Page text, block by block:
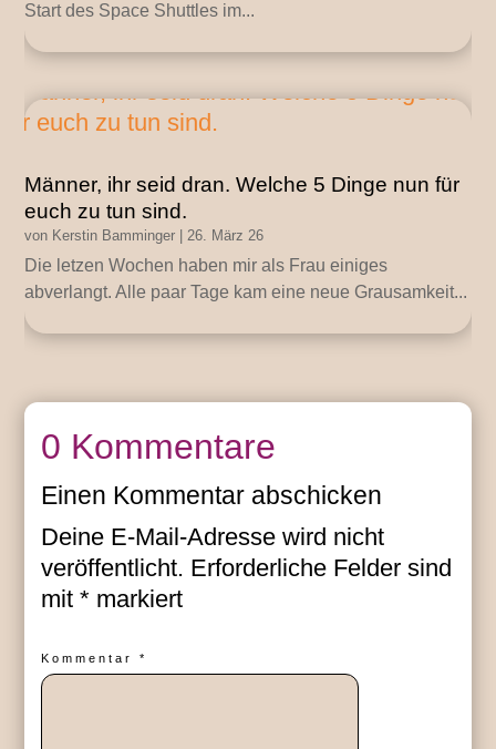
Start des Space Shuttles im...
Männer, ihr seid dran. Welche 5 Dinge nun für
euch zu tun sind.
von Kerstin Bamminger |26. März 26
Die letzen Wochen haben mir als Frau einiges
abverlangt. Alle paar Tage kam eine neue Grausamkeit...
0 Kommentare
Einen Kommentar abschicken
Deine E-Mail-Adresse wird nicht
veröffentlicht. Erforderliche Felder sind
mit* markiert
Kommentar*